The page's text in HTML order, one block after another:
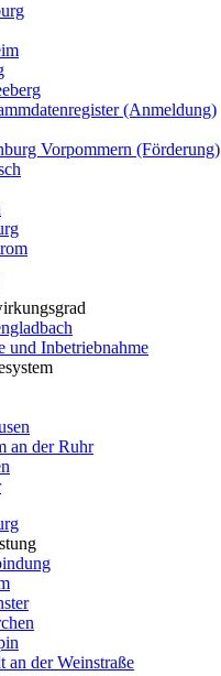
(Anmeldung)
Vorpommern (Förderung)
und Inbetriebnahme
an der Ruhr
an der Weinstraße